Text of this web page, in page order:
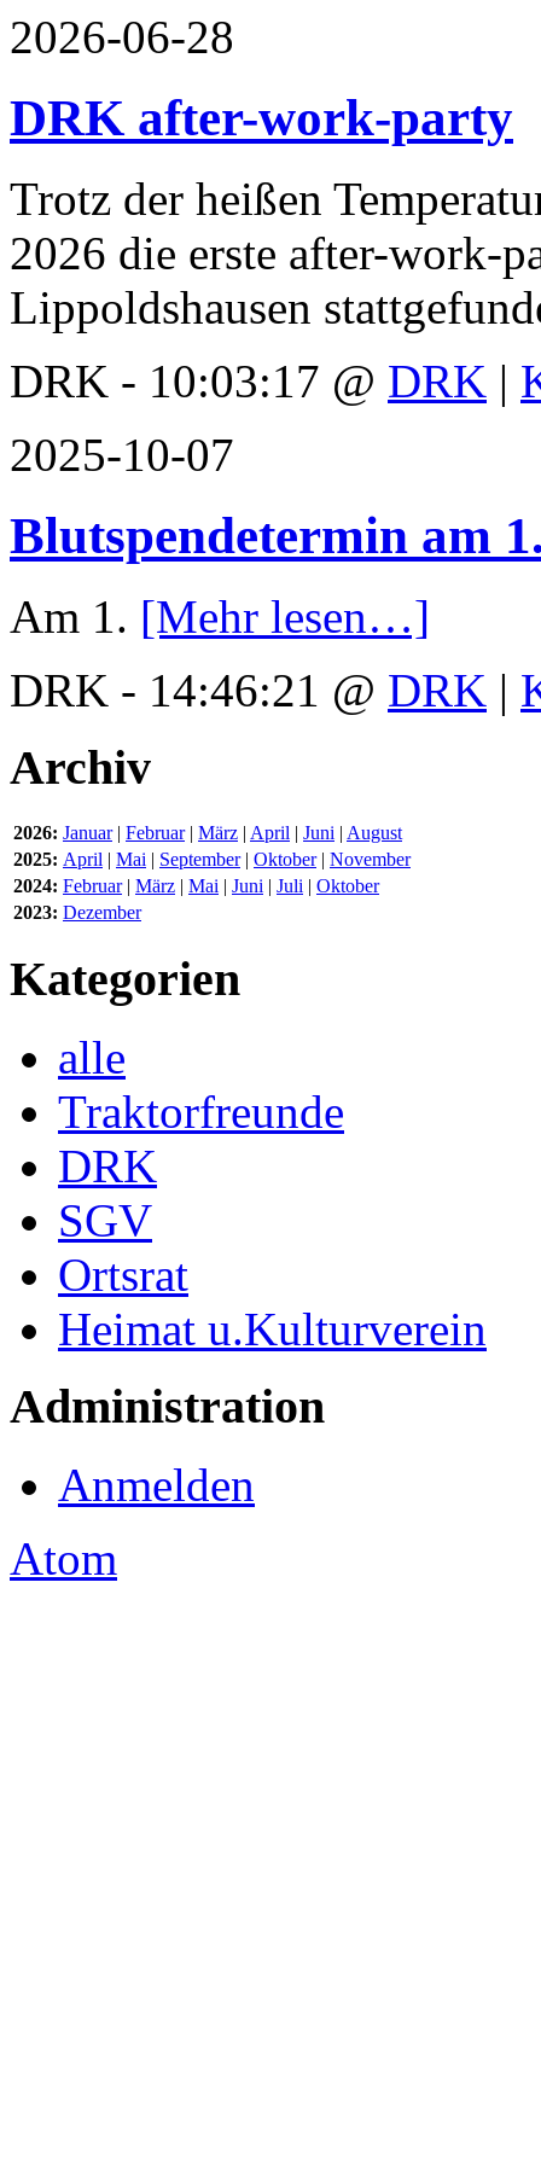
2026-06-28
DRK after-work-party
Trotz der heißen
2026 die erste after-work-
Lippoldshausen
DRK - 10:03:17 @ DRK |
2025-10-07
Blutspendetermin am
Am 1. [Mehr lesen…]
DRK - 14:46:21 @ DRK |
Archiv
2026: Januar| Februar| März | April | Juni | August
2025: April | Mai | September| Oktober| November
2024: Februar| März | Mai | Juni | Juli | Oktober
2023: Dezember
Kategorien
alle
Traktorfreunde
DRK
SGV
Ortsrat
Heimat u.Kulturverein
Administration
Anmelden
Atom